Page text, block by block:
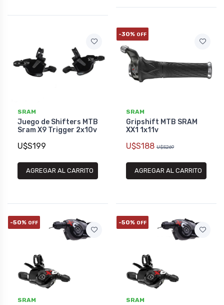
SRAM
Juego de Shifters MTB
Sram X9 Trigger 2x10v
U$S199
AGREGAR AL CARRITO
-30% OFF
SRAM
Gripshift MTB SRAM
XX1 1x11v
U$S188 U$S269
AGREGAR AL CARRITO
-50% OFF
SRAM
-50% OFF
SRAM